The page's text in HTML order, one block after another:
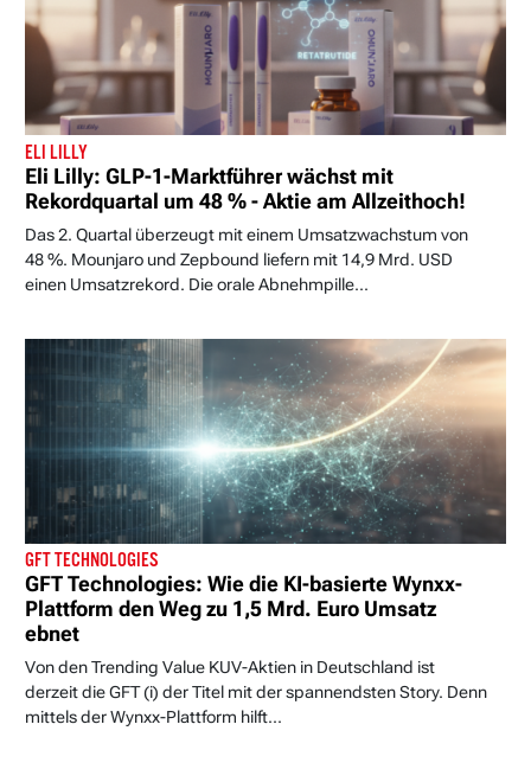
ELI LILLY
Eli Lilly: GLP-1-Marktführer wächst mit
Rekordquartal um 48 % - Aktie am Allzeithoch!
Das 2. Quartal überzeugt mit einem Umsatzwachstum von
48 %. Mounjaro und Zepbound liefern mit 14,9 Mrd. USD
einen Umsatzrekord. Die orale Abnehmpille...
GFT TECHNOLOGIES
GFT Technologies: Wie die KI-basierte Wynxx-
Plattform den Weg zu 1,5 Mrd. Euro Umsatz
ebnet
Von den Trending Value KUV-Aktien in Deutschland ist
derzeit die GFT (i) der Titel mit der spannendsten Story. Denn
mittels der Wynxx-Plattform hilft...